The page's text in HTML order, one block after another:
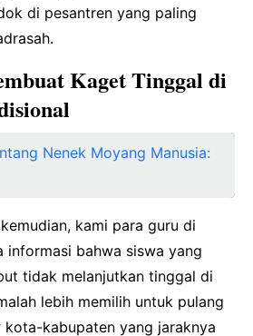
di pesantren yang paling
Kaget Tinggal di
Nenek Moyang Manusia:
kami para guru di
informasi bahwa siswa yang
tidak melanjutkan tinggal di
lebih memilih untuk pulang
kabupaten yang jaraknya